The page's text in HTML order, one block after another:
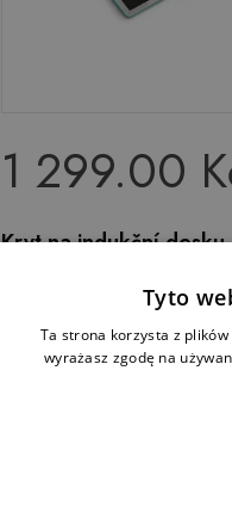
1 299.00
Kryt na indukční
Tyto
Ta strona korzysta z
wyrażasz zgodę na